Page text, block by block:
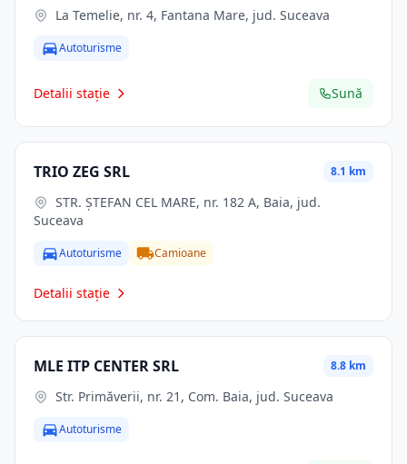
La Temelie, nr. 4, Fantana Mare, jud. Suceava
Autoturisme
Detalii stație Sună
TRIO ZEG SRL 8.1 km
Suceava
Autoturisme Camioane
Detalii stație
MLE ITP CENTER SRL 8.8 km
Str. Primăverii, nr. 21, Com. Baia, jud. Suceava
Autoturisme